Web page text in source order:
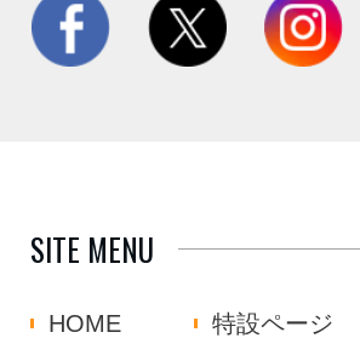
SITE MENU
HOME 特設ページ